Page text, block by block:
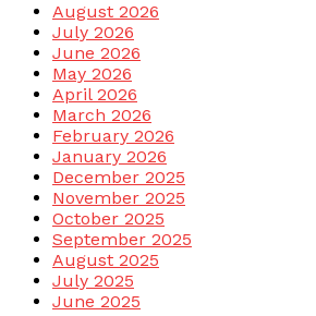
August 2026
July 2026
June 2026
May 2026
April 2026
March 2026
February 2026
January 2026
December 2025
November 2025
October 2025
September 2025
August 2025
July 2025
June 2025